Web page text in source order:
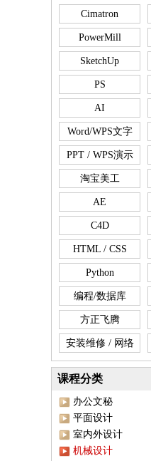
Cimatron
PowerMill
SketchUp
PS
AI
Word/WPS文字
PPT / WPS演示
淘宝美工
AE
C4D
HTML / CSS
Python
编程/数据库
方正飞腾
安装维修 / 网络
课程分类
办公文秘
平面设计
室内外设计
机械设计